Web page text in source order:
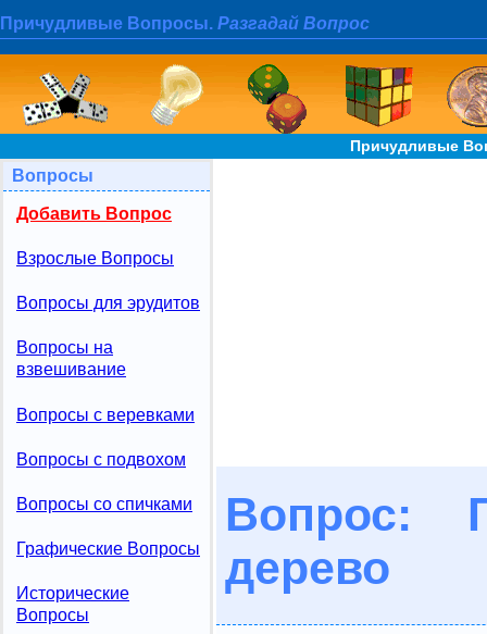
Причудливые Вопросы. Разгадай Вопрос
Причудливые
Вопросы
Добавить Вопрос
Взрослые Вопросы
Вопросы для эрудитов
Вопросы на
взвешивание
Вопросы с веревками
Вопросы с подвохом
Вопросы со спичками
Графические Вопросы
Исторические
Вопросы
Вопрос:
дерево